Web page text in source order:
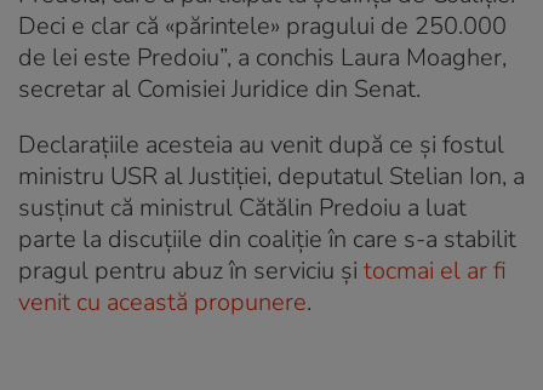
Deci e clar că «părintele» pragului de 250.000
de lei este Predoiu”, a conchis Laura Moagher,
secretar al Comisiei Juridice din Senat.
Declarațiile acesteia au venit după ce și fostul
ministru USR al Justiției, deputatul Stelian Ion, a
susținut că ministrul Cătălin Predoiu a luat
parte la discuțiile din coaliție în care s-a stabilit
pragul pentru abuz în serviciu și tocmai el ar fi
venit cu această propunere.